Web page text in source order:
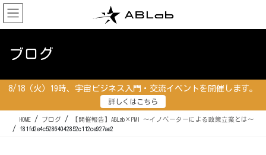
コ
ン
テ
移
ナ
ビ
ゲ
ン
ブログ
8/18（火）19時、宇宙ビジネス入門・交流イベントを開催します。
詳しくはこちら
HOME ブログ
【開催報告】ABLab×PMI ～イノベーターによる政策立案とは～
f81fd2e4c52864042852c112ce927ae2